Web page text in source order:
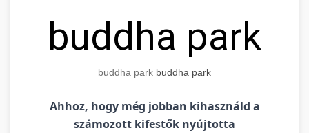
buddha park
buddha park buddha park
Ahhoz, hogy még jobban kihasználd a
számozott kifestők nyújtotta